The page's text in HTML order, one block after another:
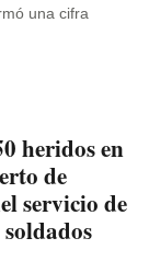
una cifra
heridos en
de
servicio de